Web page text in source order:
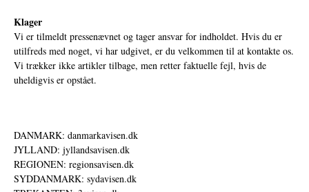
Klager
Vi er tilmeldt pressenævnet og tager ansvar for indholdet. Hvis du er
utilfreds med noget, vi har udgivet, er du velkommen til at kontakte os.
Vi trækker ikke artikler tilbage, men retter faktuelle fejl, hvis de
uheldigvis er opstået.
DANMARK: danmarkavisen.dk
JYLLAND: jyllandsavisen.dk
REGIONEN: regionsavisen.dk
SYDDANMARK: sydavisen.dk